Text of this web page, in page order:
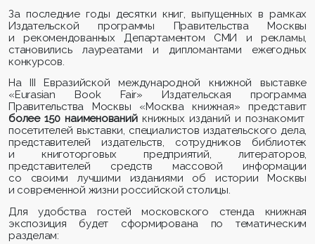
За последние годы десятки книг, выпущенных в рамках
Издательской программы Правительства Москвы
и рекомендованных Департаментом СМИ и рекламы,
становились лауреатами и дипломантами ежегодных
конкурсов.
На
III Евразийской международной книжной выставке
«Eurasian Book Fair» Издательская программа
Правительства Москвы «Москва книжная» представит
более 150 наименованийкнижных изданий и познакомит
посетителей выставки, специалистов издательского дела,
представителей издательств, сотрудников библиотек
и книготорговых предприятий, литераторов,
представителей средств массовой информации
со своими лучшими изданиями об истории Москвы
и современной жизни российской столицы.
Для удобства гостей московского стенда книжная
экспозиция будет сформирована по тематическим
разделам: